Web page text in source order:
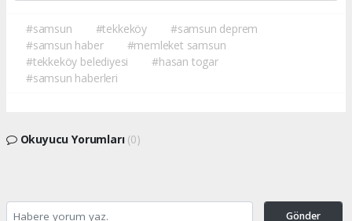
#samsun #tekkeköy
#samsun deprem
#samsun haber
#memleket samsun
#tekkeköy belediyesi
#hasan togar
#samsun haberleri
Okuyucu Yorumları (0)
Gönder